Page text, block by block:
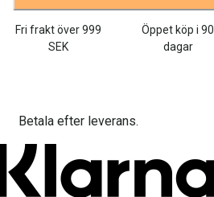
Fri frakt över999
SEK
Öppet köp i 90
dagar
Betala efter leverans.